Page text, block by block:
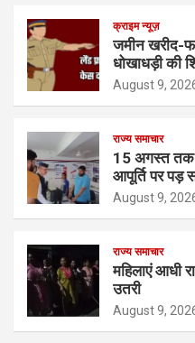
क्राइम न्यूज़
जमीन खरीद-
धोखाधड़ी की
August 9,
राज्य समाचार
15 अगस्त तक
आपूर्ति पर पड़
August 9,
राज्य समाचार
महिलाएं आधी
उतरी
August 9,